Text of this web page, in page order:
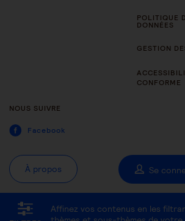
Affinez vos contenus en les
Tous les thèmes Être aidant Être
POLITIQUE
DONNÉES
GESTION
CONFORME
NOUS SUIVRE
Facebook
À propos Se